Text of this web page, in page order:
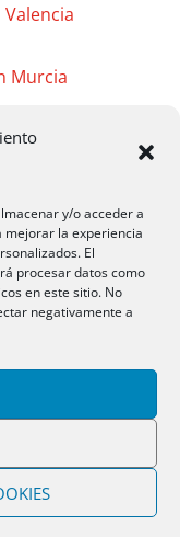
y/o acceder a
mejorar la experiencia
El
procesar datos como
en este sitio. No
negativamente a
Murcia
Madrid
Derechos